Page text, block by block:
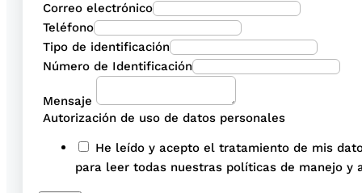
Correo electrónico
Teléfono
Tipo de identificación
Número de Identificación
Mensaje
Autorización de uso de datos personales
He leído y acepto el tratamiento de mis
para leer todas nuestras políticas de manejo y